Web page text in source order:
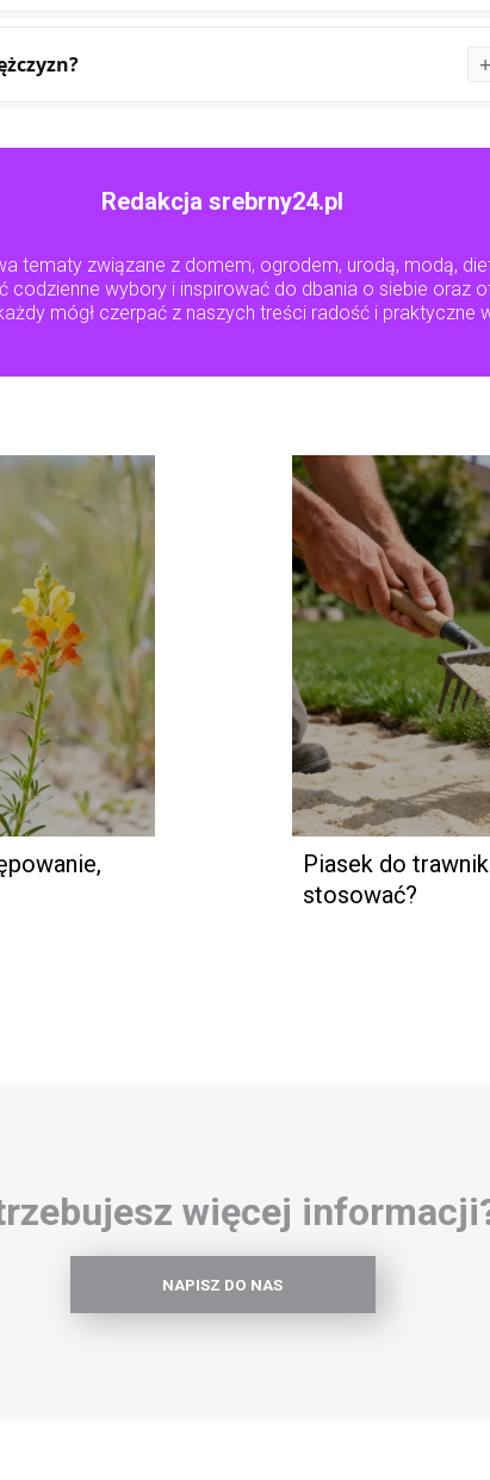
Redakcja srebrny24.pl
tematy związane z domem, ogrodem, urodą, modą,
codzienne wybory i inspirować do dbania o siebie oraz
mógł czerpać z naszych treści radość i praktyczne
Piasek do
stosować?
więcej
NAPISZ DO NAS